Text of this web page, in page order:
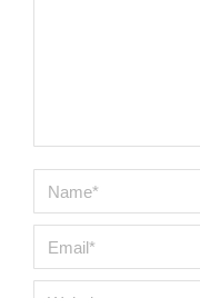
Name *
Email *
Website